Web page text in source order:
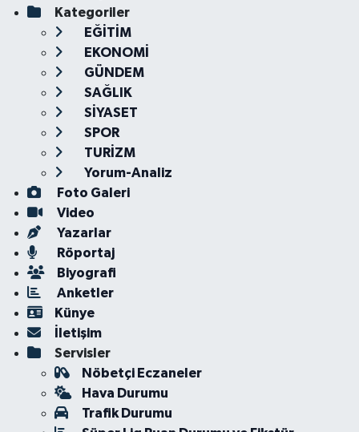
Kategoriler
EĞİTİM
EKONOMİ
GÜNDEM
SAĞLIK
SİYASET
SPOR
TURİZM
Yorum-Analiz
Foto Galeri
Video
Yazarlar
Röportaj
Biyografi
Anketler
Künye
İletişim
Servisler
Nöbetçi Eczaneler
Hava Durumu
Trafik Durumu